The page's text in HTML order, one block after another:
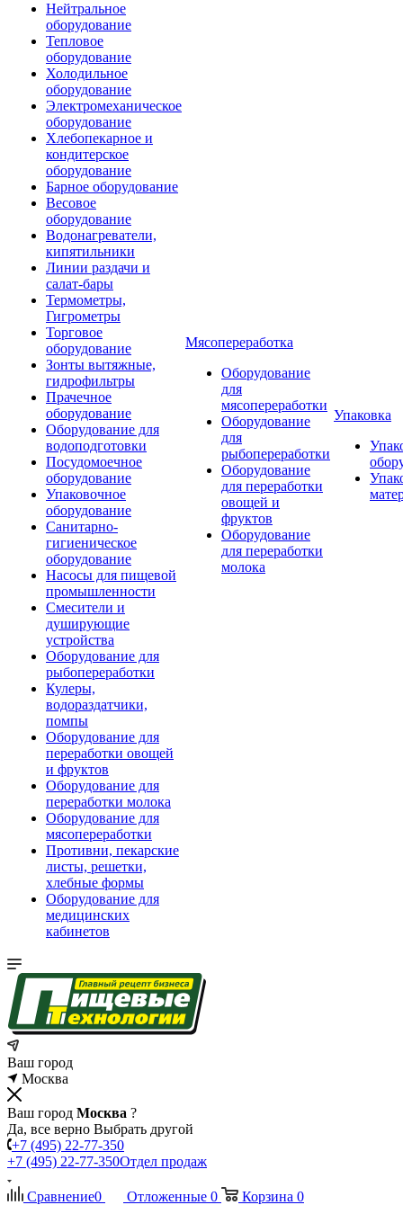
Нейтральное
оборудование
Тепловое
оборудование
Холодильное
оборудование
Электромеханическое
оборудование
Хлебопекарное и
кондитерское
оборудование
Барное оборудование
Весовое
оборудование
Водонагреватели,
кипятильники
Линии раздачи и
салат-бары
Термометры,
Гигрометры
Торговое
оборудование
Зонты вытяжные,
гидрофильтры
Прачечное
оборудование
Оборудование для
водоподготовки
Посудомоечное
оборудование
Упаковочное
оборудование
Санитарно-
гигиеническое
оборудование
Насосы для пищевой
промышленности
Смесители и
душирующие
устройства
Оборудование для
рыбопереработки
Кулеры,
водораздатчики,
помпы
Оборудование для
переработки овощей
и фруктов
Оборудование для
переработки молока
Оборудование для
мясопереработки
Противни, пекарские
листы, решетки,
хлебные формы
Оборудование для
медицинских
кабинетов
Мясопереработка
Оборудование
для
мясопереработки
Оборудование
для
рыбопереработки
Оборудование
для переработки
овощей и
фруктов
Оборудование
для переработки
молока
Упаковка
Ваш город
Москва
Ваш город Москва ?
Да, все верно Выбрать другой
+7 (495) 22-77-350
+7 (495) 22-77-350Отдел продаж
Сравнение0 Отложенные 0 Корзина 0